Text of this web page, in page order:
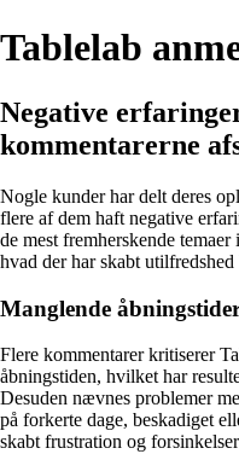
Tablelab
Negative
kommentarerne
Nogle kunder har delt deres
flere af dem haft negative
de mest fremherskende
hvad der har skabt
Manglende
Flere kommentarer kritiserer
åbningstiden, hvilket har
Desuden nævnes problemer
på forkerte dage, beskadiget
skabt frustration og